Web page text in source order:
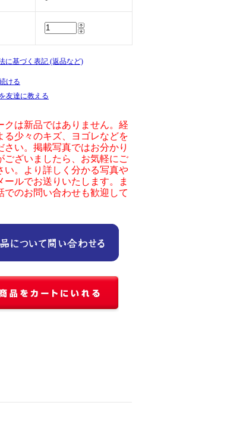
に基づく表記 (返品など)
ける
友達に教える
クは新品ではありません。経
る少々のキズ、ヨゴレなどを
さい。掲載写真ではお分かり
ございましたら、お気軽にご
い。より詳しく分かる写真や
ールでお送りいたします。ま
でのお問い合わせも歓迎して